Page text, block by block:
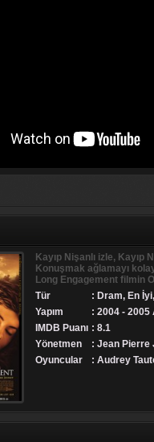
Kayıp Nişanlı izle, Kayıp
Konuşmak ağlamayı
Long Engagement filmin
Tür
: Dram, En İyi,
Yapım
: 2004 - 2005
IMDB Puanı : 8.1
Yönetmen
: Jean Pierre
Oyuncular
: Audrey